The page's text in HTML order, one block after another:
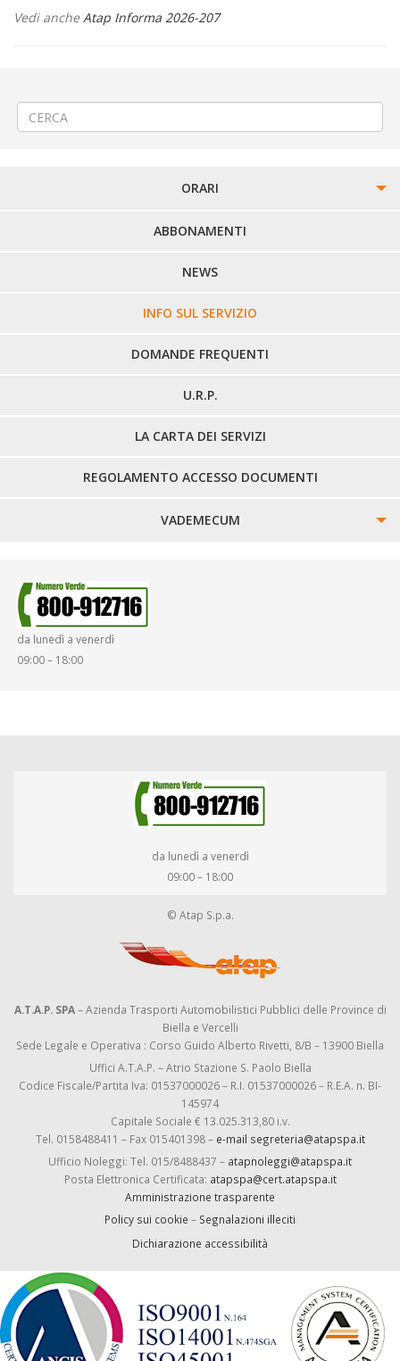
Vedi ancheAtap Informa 2026-207
ORARI
PERCORSI URBANI IN BIELLA
LINEE URBANE VERCELLI
LINEE EXTRAURBANE
ABBONAMENTI
NEWS
INFO SUL SERVIZIO
DOMANDE FREQUENTI
U.R.P.
LA CARTA DEI SERVIZI
REGOLAMENTO ACCESSO DOCUMENTI
VADEMECUM
SMARRIMENTO OGGETTI
da lunedì a venerdì
09:00 – 18:00
da lunedì a venerdì
09:00 – 18:00
© Atap S.p.a.
A.T.A.P. SPA– Azienda Trasporti Automobilistici Pubblici delle Province di
Biella e Vercelli
Sede Legale e Operativa : Corso Guido Alberto Rivetti, 8/B – 13900 Biella
Uffici A.T.A.P. – Atrio Stazione S. Paolo Biella
Codice Fiscale/Partita Iva: 01537000026 – R.I. 01537000026 – R.E.A. n. BI-
145974
Capitale Sociale € 13.025.313,80 i.v.
Tel. 0158488411 – Fax 015401398 – e-mail segreteria@atapspa.it
Ufficio Noleggi: Tel. 015/8488437 – atapnoleggi@atapspa.it
Posta Elettronica Certificata: atapspa@cert.atapspa.it
Amministrazione trasparente
Policy sui cookie – Segnalazioni illeciti
Dichiarazione accessibilità